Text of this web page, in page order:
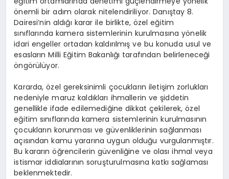
önemli bir adım olarak nitelendiriliyor. Danıştay 8.
Dairesi’nin aldığı karar ile birlikte, özel eğitim
sınıflarında kamera sistemlerinin kurulmasına yönelik
idari engeller ortadan kaldırılmış ve bu konuda usul ve
esasların Milli Eğitim Bakanlığı tarafından belirleneceği
öngörülüyor.
Kararda, özel gereksinimli çocukların iletişim zorlukları
nedeniyle maruz kaldıkları ihmallerin ve şiddetin
genellikle ifade edilemediğine dikkat çekilerek, özel
eğitim sınıflarında kamera sistemlerinin kurulmasının
çocukların korunması ve güvenliklerinin sağlanması
açısından kamu yararına uygun olduğu vurgulanmıştır.
Bu kararın öğrencilerin güvenliğine ve olası ihmal veya
istismar iddialarının soruşturulmasına katkı sağlaması
beklenmektedir.